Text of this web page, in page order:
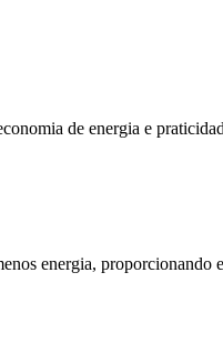
de energia e
energia, proporcionando